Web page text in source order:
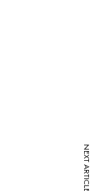
NEXT ARTICLE